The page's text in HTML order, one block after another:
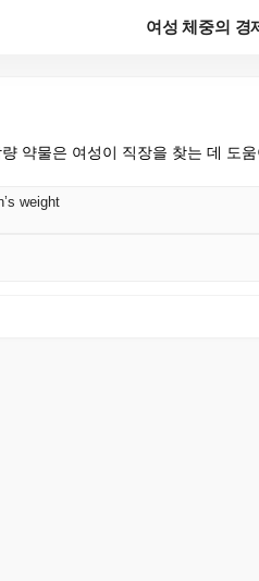
여성 체중의 경
약물은 여성이 직장을 찾는 데 도
weight